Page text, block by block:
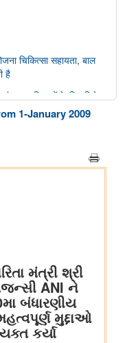
चिकित्सा सहायता, बाल
है
महिलाओं के लिए विशेष
के वेब पोर्टल के उन्नत
मज़बूत करना
1-January 2009